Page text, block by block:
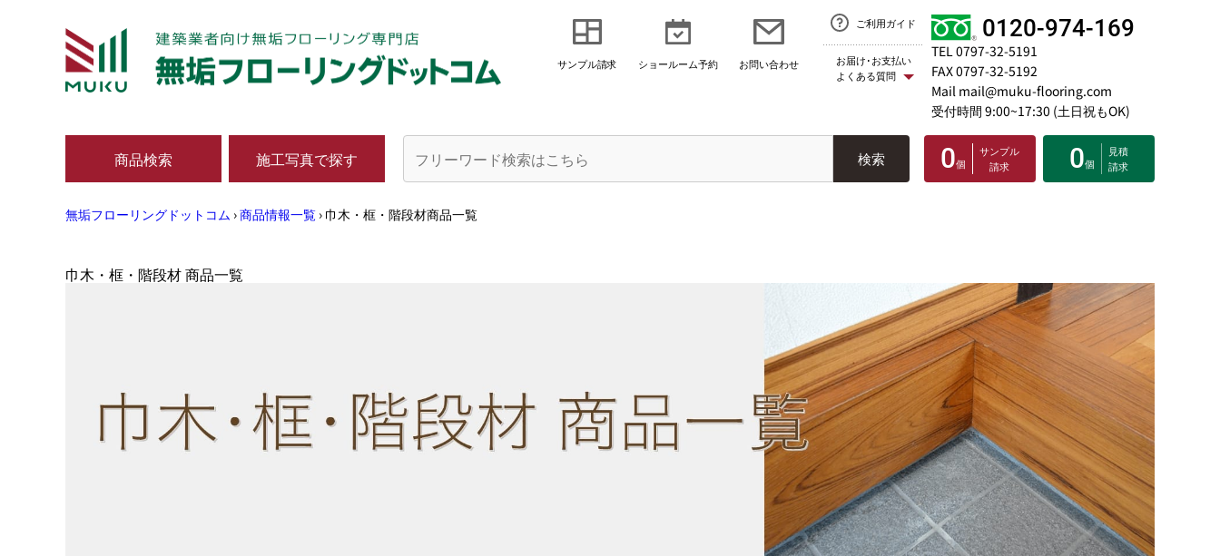
サンプル請求 ショールーム予約 お問い合わせ
ご利用ガイド
お届け･お支払い
よくある質問
0120-974-169
TEL 0797-32-5191
FAX 0797-32-5192
Mail mail@muku-flooring.com
受付時間 9:00~17:30 (土日祝もOK)
商品検索 施工写真で探す 検索 0個
サンプル
請求
0個
見積
請求
無垢フローリングドットコム ›商品情報一覧 › 巾木・框・階段材商品一覧
巾木・框・階段材 商品一覧